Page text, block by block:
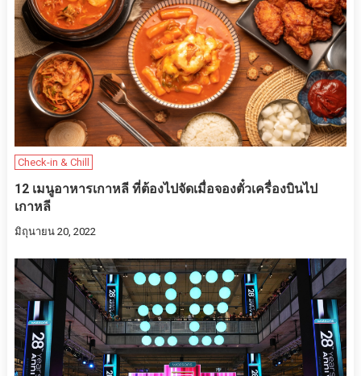
Check-in & Chill
12 เมนูอาหารเกาหลี ที่ต้องไปจัดเมื่อจองตั๋วเครื่องบินไป
เกาหลี
มิถุนายน 20, 2022